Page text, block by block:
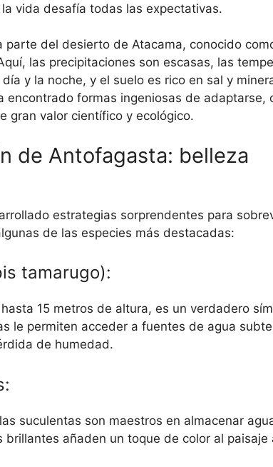
vida desafía todas las expectativas.
parte del desierto de Atacama, conocido
las precipitaciones son escasas, las
y la noche, y el suelo es rico en sal y
encontrado formas ingeniosas de adaptarse,
gran valor científico y ecológico.
de Antofagasta: belleza
estrategias sorprendentes para
de las especies más destacadas:
tamarugo):
15 metros de altura, es un verdadero
le permiten acceder a fuentes de agua
de humedad.
suculentas son maestros en almacenar
brillantes añaden un toque de color al paisaje